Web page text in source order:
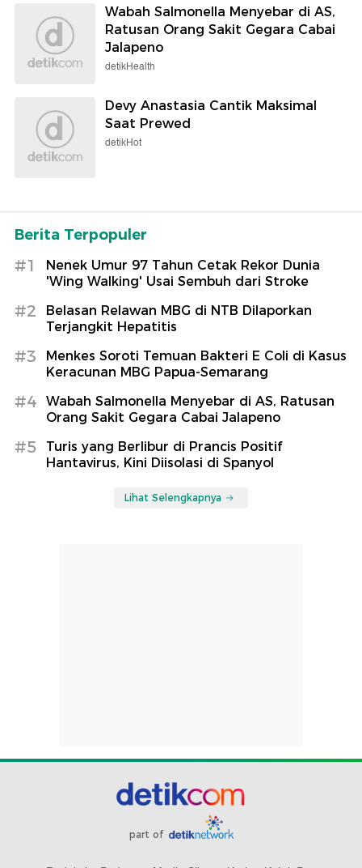
Wabah Salmonella Menyebar di AS,
Ratusan Orang Sakit Gegara Cabai
Jalapeno
detikHealth
Devy Anastasia Cantik Maksimal
Saat Prewed
detikHot
Berita Terpopuler
#1
Nenek Umur 97 Tahun Cetak Rekor Dunia
'Wing Walking' Usai Sembuh dari Stroke
#2
Belasan Relawan MBG di NTB Dilaporkan
Terjangkit Hepatitis
#3
Menkes Soroti Temuan Bakteri E Coli di Kasus
Keracunan MBG Papua-Semarang
#4
Wabah Salmonella Menyebar di AS, Ratusan
Orang Sakit Gegara Cabai Jalapeno
#5
Turis yang Berlibur di Prancis Positif
Hantavirus, Kini Diisolasi di Spanyol
Lihat Selengkapnya
part of